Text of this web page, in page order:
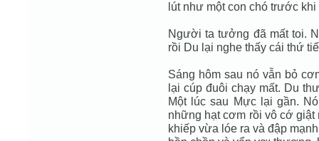
lút như một con chó trước
Người ta tưởng đã mất toi.
rồi Du lại nghe thấy cái thứ
Sáng hôm sau nó vẫn bỏ
lại cúp đuôi chạy mất. Du
Một lúc sau Mực lại gần.
những hạt cơm rồi vô cớ giật
khiếp vừa lóe ra và đập